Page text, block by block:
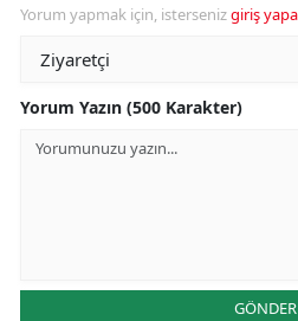
Yorum yapmak için, istersenizgiriş
Yorum Yazın (500 Karakter)
GÖNDER